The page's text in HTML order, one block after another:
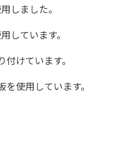
しました。
しています。
けています。
使用しています。